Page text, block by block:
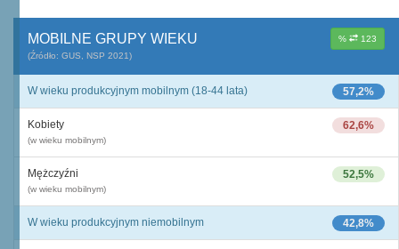
% 123
MOBILNE GRUPY WIEKU
(Źródło: GUS, NSP 2021)
57,2%
W wieku produkcyjnym mobilnym (18-44 lata)
62,6%
Kobiety
(w wieku mobilnym)
52,5%
Mężczyźni
(w wieku mobilnym)
42,8%
W wieku produkcyjnym niemobilnym